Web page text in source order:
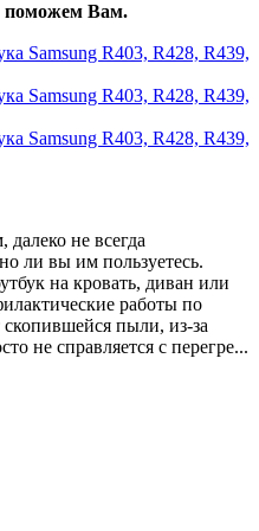
поможем Вам.
далеко не всегда
ли вы им пользуетесь.
на кровать, диван или
работы по
пыли, из-за
не справляется с перегре...